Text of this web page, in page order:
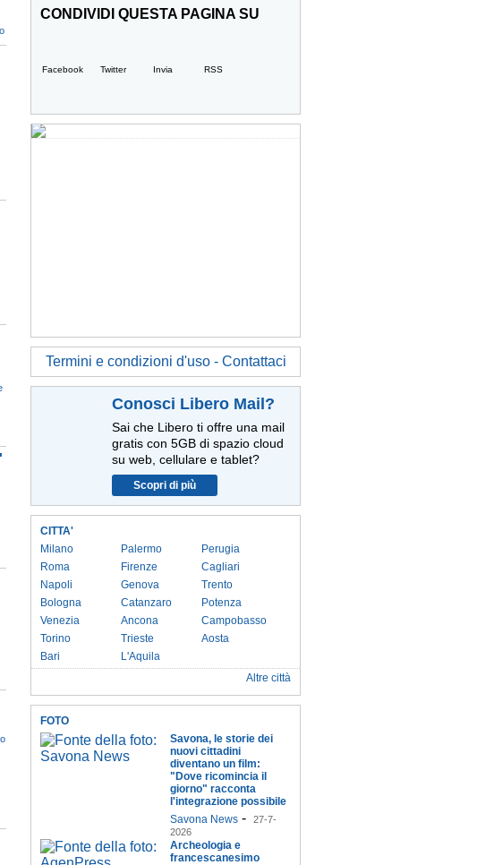
CONDIVIDI QUESTA PAGINA SU
Facebook Twitter Invia RSS
Termini e condizioni d'uso - Contattaci
Conosci Libero Mail?
Sai che Libero ti offre una mail
gratis con 5GB di spazio cloud
su web, cellulare e tablet?
Scopri di più
CITTA'
Milano
Roma
Napoli
Bologna
Venezia
Torino
Bari
Palermo
Firenze
Genova
Catanzaro
Ancona
Trieste
L'Aquila
Perugia
Cagliari
Trento
Potenza
Campobasso
Aosta
Altre città
FOTO
Savona, le storie dei
nuovi cittadini
diventano un film:
"Dove ricomincia il
giorno" racconta
l'integrazione possibile
Savona News -
27-7-
2026
Archeologia e
francescanesimo